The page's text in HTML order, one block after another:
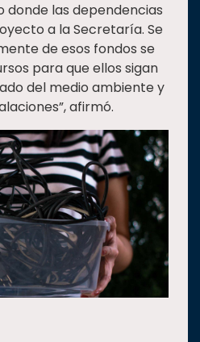
donde las dependencias
a la Secretaría. Se
de esos fondos se
para que ellos sigan
del medio ambiente y
afirmó.